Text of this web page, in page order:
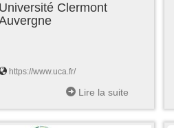
Université Clermont
https://www.uca.fr/
Lire la suite